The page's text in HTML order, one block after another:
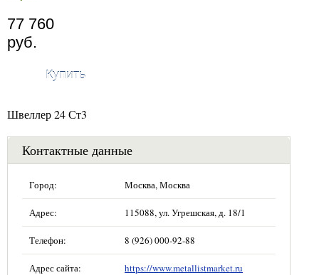
77 760
руб.
Купить
Швеллер 24 Ст3
Контактные данные
Город: Москва, Москва
Адрес: 115088, ул. Угрешская, д. 18/1
Телефон: 8 (926) 000-92-88
Адрес сайта: https://www.metallistmarket.ru